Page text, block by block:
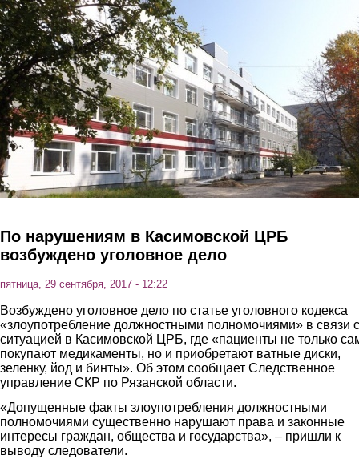
Перейти к основному содержанию
По нарушениям в Касимовской ЦРБ
возбуждено уголовное дело
пятница, 29 сентября, 2017 - 12:22
Возбуждено уголовное дело по статье уголовного кодекса
«злоупотребление должностными полномочиями» в связи с
ситуацией в Касимовской ЦРБ, где «пациенты не только
покупают медикаменты, но и приобретают ватные диски,
зеленку, йод и бинты». Об этом сообщает Следственное
управление СКР по Рязанской области.
«Допущенные факты злоупотребления должностными
полномочиями существенно нарушают права и законные
интересы граждан, общества и государства», – пришли к
выводу следователи.